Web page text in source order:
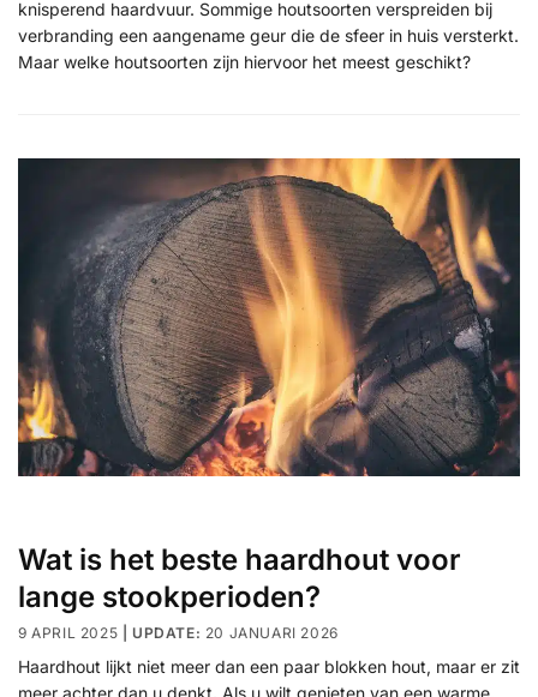
knisperend haardvuur. Sommige houtsoorten verspreiden bij
verbranding een aangename geur die de sfeer in huis versterkt.
Maar welke houtsoorten zijn hiervoor het meest geschikt?
Wat is het beste haardhout voor
lange stookperioden?
9 APRIL 2025 20 JANUARI 2026
Haardhout lijkt niet meer dan een paar blokken hout, maar er zit
meer achter dan u denkt. Als u wilt genieten van een warme,